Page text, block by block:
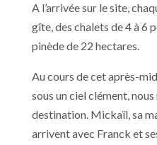
A l’arrivée sur le site,
gîte, des chalets de 4 à 6
pinède de 22 hectares.
Au cours de cet après-
sous un ciel clément,
destination. Mickaïl, sa
arrivent avec Franck et